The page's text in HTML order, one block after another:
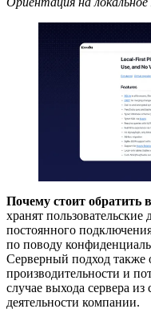
Почему стоит обратить
хранят пользовательские
постоянного
по поводу
Серверный подход также
производительности и
случае выхода сервера
деятельности компании.